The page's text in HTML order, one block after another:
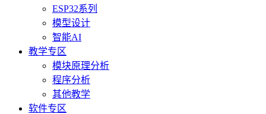
ESP32系列
模型设计
智能AI
教学专区
模块原理分析
程序分析
其他教学
软件专区